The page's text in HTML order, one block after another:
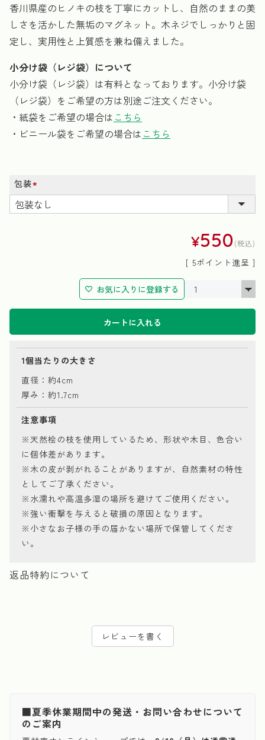
香川県産のヒノキの枝を丁寧にカットし、自然のままの美
しさを活かした無垢のマグネット。木ネジでしっかりと固
定し、実用性と上質感を兼ね備えました。
小分け袋（レジ袋）について
小分け袋（レジ袋）は有料となっております。小分け袋
（レジ袋）をご希望の方は別途ご注文ください。
・紙袋をご希望の場合は こちら
・ビニール袋をご希望の場合は こちら
包装
(必
須)
¥550 税込
[ 5ポイント進呈 ]
お気に入りに登録する
カートに入れる
1個当たりの大きさ
直径：約4cm
厚み：約1.7cm
注意事項
※天然桧の枝を使用しているため、形状や木目、色合い
に個体差があります。
※木の皮が剥がれることがありますが、自然素材の特性
としてご了承ください。
※水濡れや高温多湿の場所を避けてご使用ください。
※強い衝撃を与えると破損の原因となります。
※小さなお子様の手の届かない場所で保管してくださ
い。
返品特約について
レビューを書く
■夏季休業期間中の発送・お問い合わせについて
のご案内